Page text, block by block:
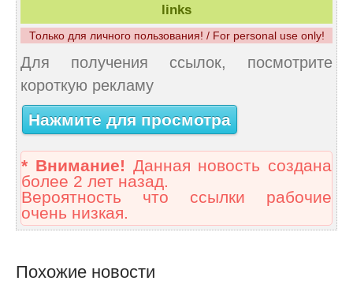
links
Только для личного пользования! / For personal use only!
Для получения ссылок, посмотрите
короткую рекламу
Нажмите для просмотра
* Внимание! Данная новость создана
более 2 лет назад.
Вероятность что ссылки рабочие
очень низкая.
Похожие новости